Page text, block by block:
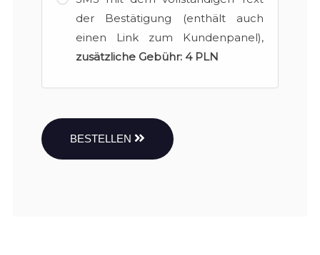
der Bestätigung (enthält auch
einen Link zum Kundenpanel),
zusätzliche Gebühr: 4 PLN
BESTELLEN